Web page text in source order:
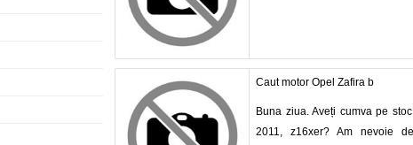
Caut motor Opel Zafira b
Buna ziua. Aveți cumva pe
2011, z16xer? Am nevoie